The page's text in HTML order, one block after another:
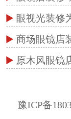
眼视光装修
商场眼镜店
原木风眼镜
豫ICP备